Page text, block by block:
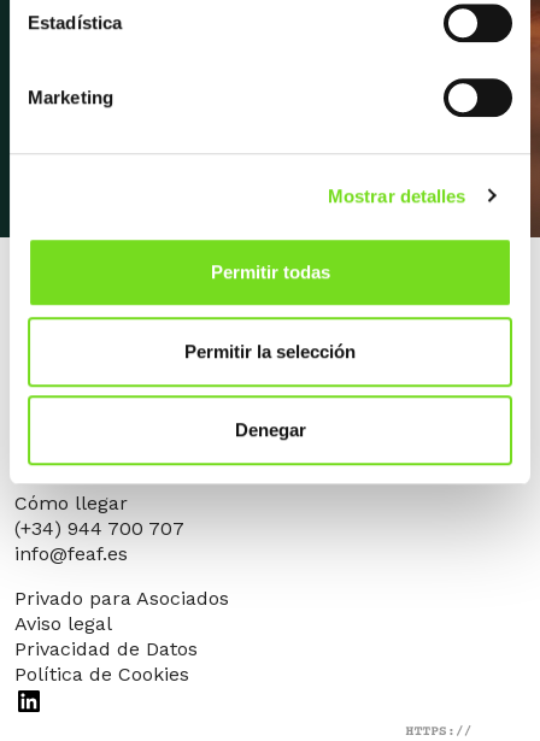
Estadística
Marketing
Mostrar detalles
Permitir todas
Permitir la selección
Denegar
mucho más.
Apúntate a la newsletter
Alameda Urquijo, 33 – 1D
48008 Bilbao (Bizkaia)
Cómo llegar
(+34) 944 700 707
info@feaf.es
Privado para Asociados
Aviso legal
Privacidad de Datos
Política de Cookies